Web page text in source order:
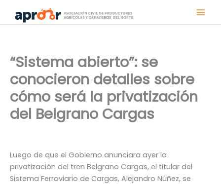
“Sistema abierto”: se
conocieron detalles sobre
cómo será la privatización
del Belgrano Cargas
Luego de que el Gobierno anunciara ayer la
privatización del tren Belgrano Cargas, el titular del
Sistema Ferroviario de Cargas, Alejandro Núñez, se